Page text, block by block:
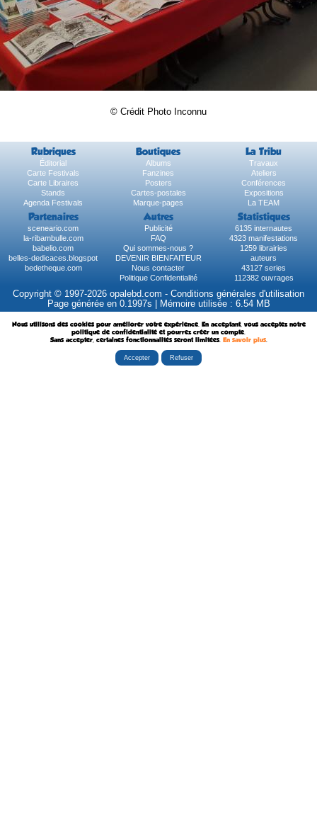
© Crédit Photo Inconnu
Rubriques Boutiques La Tribu
Éditorial Albums
Travaux
Carte Festivals
Fanzines
Ateliers
Carte Libraires
Posters
Conférences
Stands
Cartes-postales
Expositions
Agenda Festivals
Marque-pages La TEAM
Partenaires Autres Statistiques
sceneario.com Publicité
6135 internautes
la-ribambulle.com
FAQ
4323 manifestations
babelio.com
Qui sommes-nous ?
1259 librairies
belles-dedicaces.blogspot
DEVENIR BIENFAITEUR
auteurs
bedetheque.com
Nous contacter
43127 series
Politique Confidentialité
112382 ouvrages
Copyright © 1997-2026 opalebd.com - Conditions générales d'utilisation
Page générée en 0.1997s | Mémoire utilisée : 6.54 MB
Nous utilisons des cookies pour améliorer votre expérience. En acceptant, vous acceptez notre
politique de confidentialité et pourrez créer un compte.
Sans accepter, certaines fonctionnalités seront limitées. En savoir plus.
Accepter Refuser